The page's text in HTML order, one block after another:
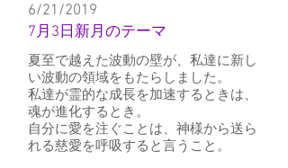
6/21/2019
7月3日新月のテーマ
夏至で越えた波動の壁が、私達に新し
い波動の領域をもたらしました。
私達が霊的な成長を加速するときは、
魂が進化するとき。
自分に愛を注ぐことは、神様から送ら
れる慈愛を呼吸すると言うこと。